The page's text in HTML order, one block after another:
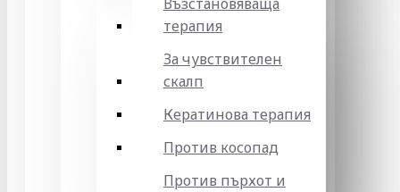
терапия
За чувствителен
скалп
Кератинова терапия
Против косопад
Против пърхот и